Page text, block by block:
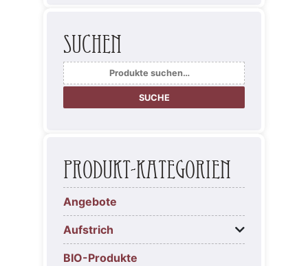
Suchen
Suche
nach:
SUCHE
Produkt-Kategorien
Angebote
Aufstrich
BIO-Produkte